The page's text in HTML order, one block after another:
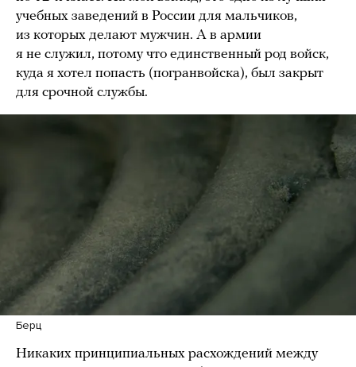
учебных заведений в России для мальчиков,
из которых делают мужчин. А в армии
я не служил, потому что единственный род войск,
куда я хотел попасть (погранвойска), был закрыт
для срочной службы.
Берц
Никаких принципиальных расхождений между